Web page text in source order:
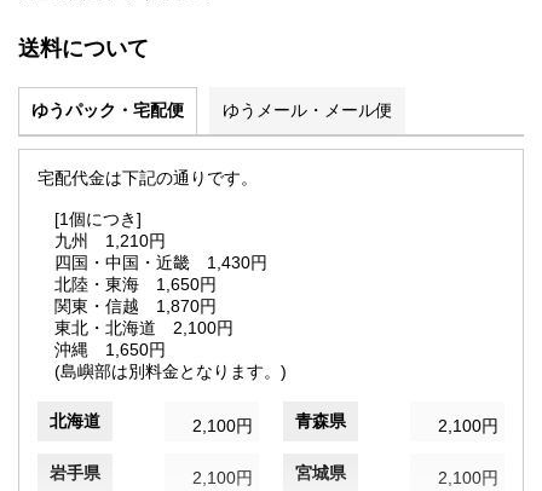
送料について
ゆうパック・宅配便 ゆうメール・メール便
宅配代金は下記の通りです。
[1個につき]
九州 1,210円
四国・中国・近畿 1,430円
北陸・東海 1,650円
関東・信越 1,870円
東北・北海道 2,100円
沖縄 1,650円
(島嶼部は別料金となります。)
北海道 2,100円 青森県 2,100円
岩手県 2,100円 宮城県 2,100円